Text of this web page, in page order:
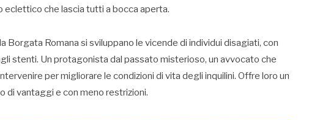
eclettico che lascia tutti a bocca aperta.
Borgata Romana si sviluppano le vicende di individui disagiati, con
stenti. Un protagonista dal passato misterioso, un avvocato che
per migliorare le condizioni di vita degli inquilini. Offre loro un
di vantaggi e con meno restrizioni.